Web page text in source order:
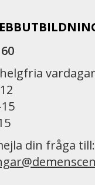
din fråga till: